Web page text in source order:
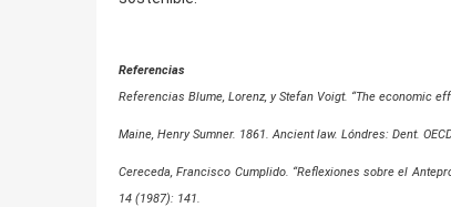
Referencias
Referencias Blume, Lorenz, y Stefan Voigt. “The economic
Maine, Henry Sumner. 1861. Ancient law. Lóndres: Dent.
Cereceda, Francisco Cumplido. “Reflexiones sobre el
14 (1987): 141.